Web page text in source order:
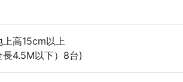
高15cm以上
4.5M以下）8台)